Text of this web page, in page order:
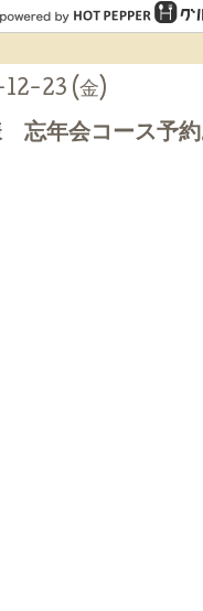
12-23 (金)
忘年会コース予約